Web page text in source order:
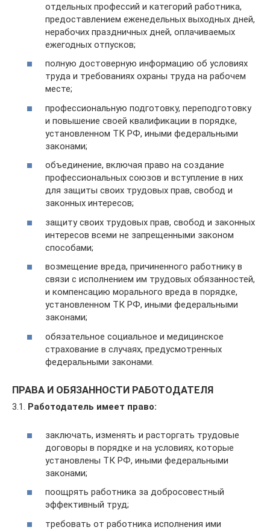
отдельных профессий и категорий работника,
предоставлением еженедельных выходных дней,
нерабочих праздничных дней, оплачиваемых
ежегодных отпусков;
полную достоверную информацию об условиях
труда и требованиях охраны труда на рабочем
месте;
профессиональную подготовку, переподготовку
и повышение своей квалификации в порядке,
установленном ТК РФ, иными федеральными
законами;
объединение, включая право на создание
профессиональных союзов и вступление в них
для защиты своих трудовых прав, свобод и
законных интересов;
защиту своих трудовых прав, свобод и законных
интересов всеми не запрещенными законом
способами;
возмещение вреда, причиненного работнику в
связи с исполнением им трудовых обязанностей,
и компенсацию морального вреда в порядке,
установленном ТК РФ, иными федеральными
законами;
обязательное социальное и медицинское
страхование в случаях, предусмотренных
федеральными законами.
ПРАВА И ОБЯЗАННОСТИ РАБОТОДАТЕЛЯ
3.1. Работодатель имеет право:
заключать, изменять и расторгать трудовые
договоры в порядке и на условиях, которые
установлены ТК РФ, иными федеральными
законами;
поощрять работника за добросовестный
эффективный труд;
требовать от работника исполнения ими